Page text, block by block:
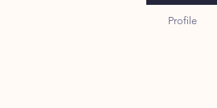
Profile